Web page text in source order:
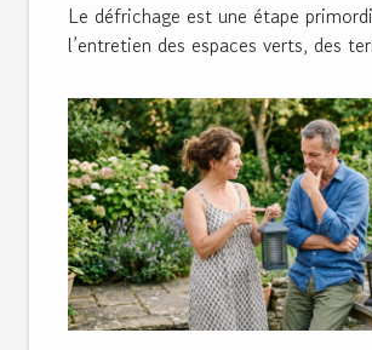
Le défrichage est une étape
l’entretien des espaces verts, des